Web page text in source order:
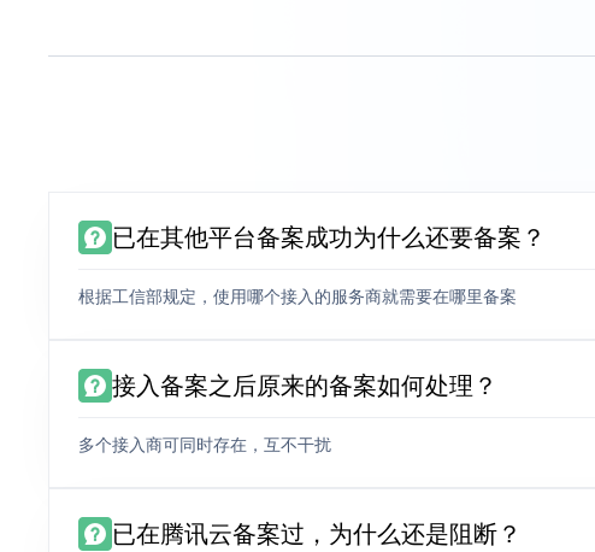
已在其他平台备案成功为什么还要备案？
根据工信部规定，使用哪个接入的服务商就需要在哪里备案
接入备案之后原来的备案如何处理？
多个接入商可同时存在，互不干扰
已在腾讯云备案过，为什么还是阻断？